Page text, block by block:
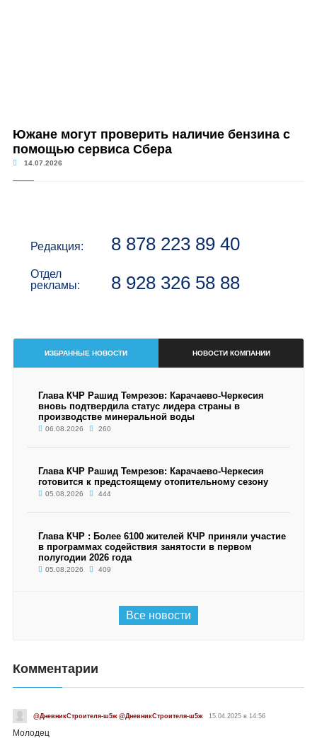
Южане могут проверить наличие бензина с
помощью сервиса Сбера
14.07.2026
Редакция: 8 878 223 89 40
Отдел
рекламы:
8 928 326 58 88
ИЗБРАННЫЕ НОВОСТИ НОВОСТИ КОМПАНИИ
Глава КЧР Рашид Темрезов: Карачаево-Черкесия
вновь подтвердила статус лидера страны в
производстве минеральной воды
06.08.2026 260
Глава КЧР Рашид Темрезов: Карачаево-Черкесия
готовится к предстоящему отопительному сезону
05.08.2026 444
Глава КЧР : Более 6100 жителей КЧР приняли участие
в программах содействия занятости в первом
полугодии 2026 года
05.08.2026 409
Все новости
Комментарии
@ДневникСтроителя-ш5ж @ДневникСтроителя-ш5ж 15.04.2025 в 14:56
Молодец